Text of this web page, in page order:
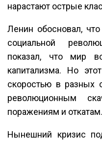
нарастают острые
Ленин обосновал,
социальной
показал, что мир
капитализма. Но
скоростью в разных
революционным
поражениям и откатам.
Нынешний кризис